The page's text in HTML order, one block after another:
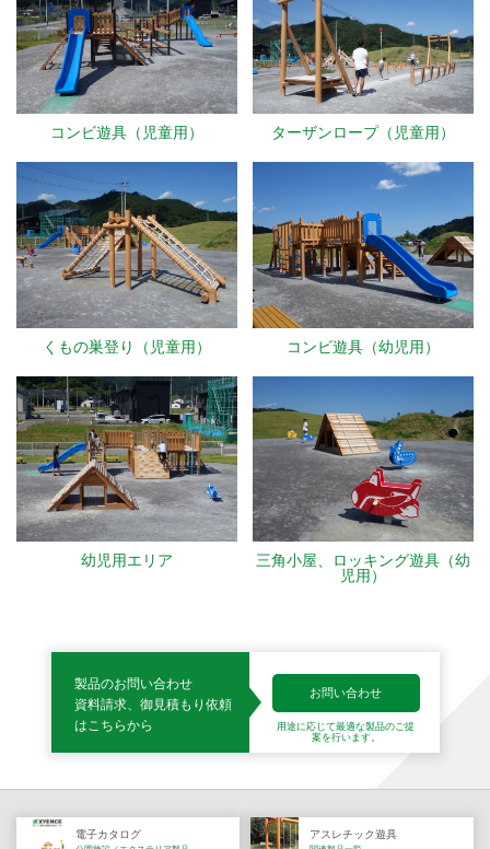
コンビ遊具（児童用） ターザンロープ（児童用）
くもの巣登り（児童用） コンビ遊具（幼児用）
幼児用エリア
三角小屋、ロッキング遊具（幼
児用）
製品のお問い合わせ
資料請求、御見積もり依頼
はこちらから
お問い合わせ
用途に応じて最適な製品のご提
案を行います。
電子カタログ アスレチック遊具